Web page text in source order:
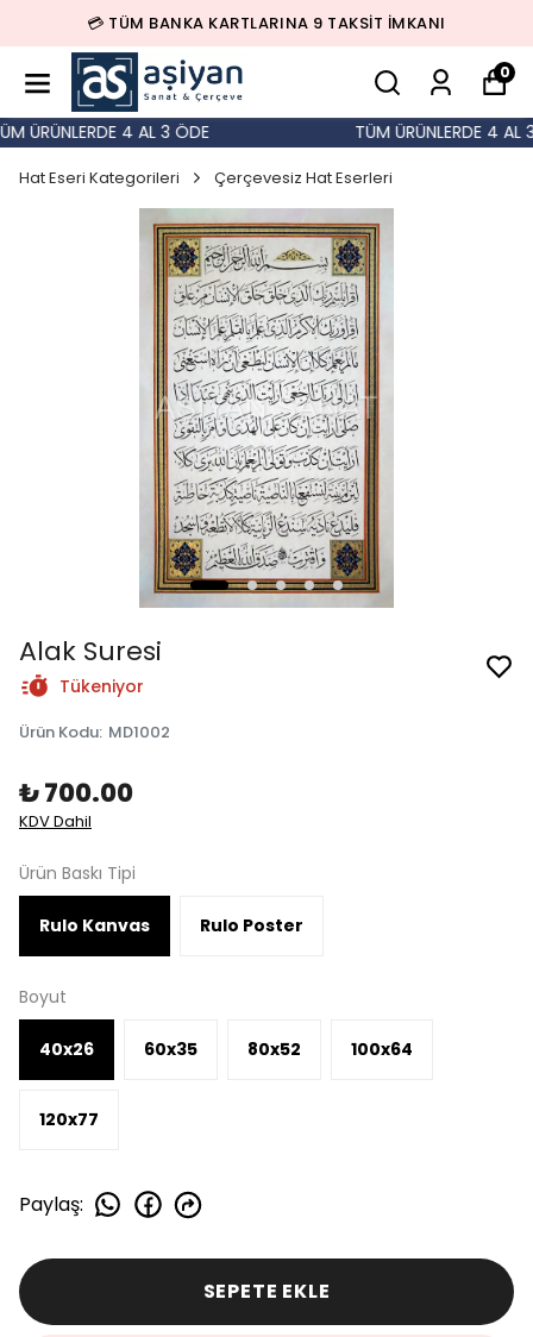
💳 TÜM BANKA KARTLARINA 9 TAKSİT İMKANI
0
ÜRÜNLERDE 4 AL 3 ÖDE TÜM ÜRÜNLERDE 4 AL 3
Hat Eseri Kategorileri Çerçevesiz Hat Eserleri
Alak Suresi
Tükeniyor
Ürün Kodu: MD1002
₺ 700.00
KDV Dahil
Ürün Baskı Tipi
Rulo Kanvas Rulo Poster
Boyut
40x26 60x35 80x52 100x64
120x77
Paylaş:
SEPETE EKLE